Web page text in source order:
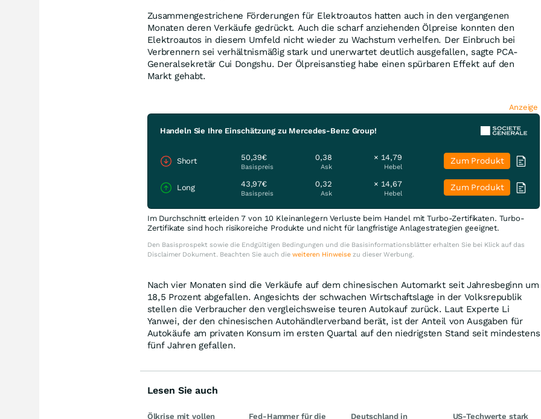
Zusammengestrichene Förderungen für Elektroautos hatten auch in den vergangenen
Monaten deren Verkäufe gedrückt. Auch die scharf anziehenden Ölpreise konnten den
Elektroautos in diesem Umfeld nicht wieder zu Wachstum verhelfen. Der Einbruch bei
Verbrennern sei verhältnismäßig stark und unerwartet deutlich ausgefallen, sagte PCA-
Generalsekretär Cui Dongshu. Der Ölpreisanstieg habe einen spürbaren Effekt auf den
Markt gehabt.
Anzeige
Handeln Sie Ihre Einschätzung zu Mercedes-Benz Group!
Short 50,39€
Basispreis
0,38
Ask
× 14,79
Hebel
Zum Produkt
Long 43,97€
Basispreis
0,32
Ask
× 14,67
Hebel
Zum Produkt
Im Durchschnitt erleiden 7 von 10 Kleinanlegern Verluste beim Handel mit Turbo-Zertifikaten. Turbo-
Zertifikate sind hoch risikoreiche Produkte und nicht für langfristige Anlagestrategien geeignet.
Den Basisprospekt sowie die Endgültigen Bedingungen und die Basisinformationsblätter erhalten Sie bei Klick auf das
Disclaimer Dokument. Beachten Sie auch die weiteren Hinweisezu dieser Werbung.
Nach vier Monaten sind die Verkäufe auf dem chinesischen Automarkt seit Jahresbeginn um
18,5 Prozent abgefallen. Angesichts der schwachen Wirtschaftslage in der Volksrepublik
stellen die Verbraucher den vergleichsweise teuren Autokauf zurück. Laut Experte Li
Yanwei, der den chinesischen Autohändlerverband berät, ist der Anteil von Ausgaben für
Autokäufe am privaten Konsum im ersten Quartal auf den niedrigsten Stand seit mindestens
fünf Jahren gefallen.
Lesen Sie auch
Ölkrise mit vollen
Fed-Hammer für die
Deutschland in
US-Techwerte stark